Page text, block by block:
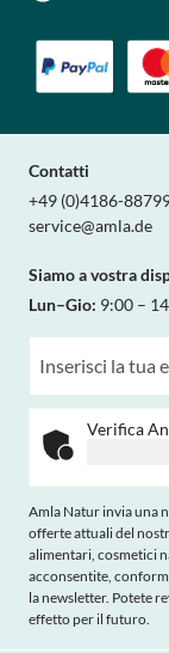
Contatti
+49 (0)4186-
service@amla.de
Siamo a vostra
Lun–Gio: 9:00 –
Verifica
Amla Natur invia una
offerte attuali del
alimentari, cosmetici
acconsentite,
la newsletter. Potete
effetto per il futuro.